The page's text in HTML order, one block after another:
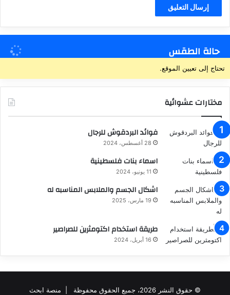
حالة الطقس
تحتاج إلى تعيين الموقع.
مختارات عشوائية
فوائد البردقوش للرجال
28 أغسطس، 2024
اسماء بنات فلسطينية
11 يونيو، 2024
اشكال الجسم والملابس المناسبه له
19 مارس، 2025
طريقة استخدام اكتومثرين للصراصير
16 أبريل، 2024
© حقوق النشر 2026، جميع الحقوق محفوظة | منصة ابحث